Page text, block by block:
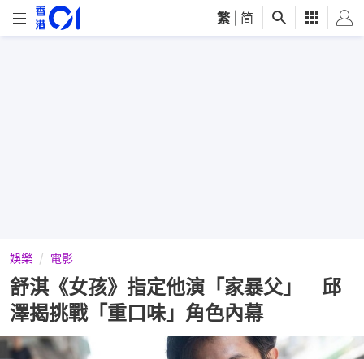
繁 简
娛樂 電影
舒淇《女孩》指定他演「家暴父」 邱
澤揭挑戰「重口味」角色內幕